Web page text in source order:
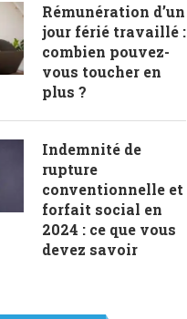
Rémunération d’un
jour férié travaillé :
combien pouvez-
vous toucher en
plus ?
Indemnité de
rupture
conventionnelle et
forfait social en
2024 : ce que vous
devez savoir